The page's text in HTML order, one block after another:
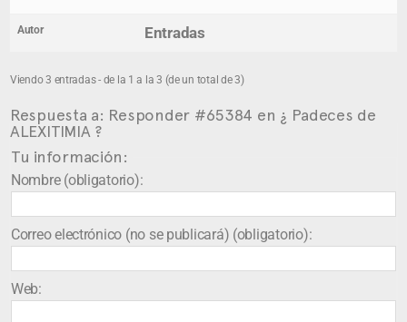
Autor Entradas
Viendo 3 entradas - de la 1 a la 3 (de un total de 3)
Respuesta a: Responder #65384 en ¿ Padeces de
ALEXITIMIA ?
Tu información:
Nombre (obligatorio):
Correo electrónico (no se publicará) (obligatorio):
Web: